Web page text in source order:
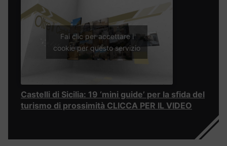
Fai clic per accettare i
cookie per questo servizio
Castelli di Sicilia: 19 ‘mini guide’ per la sfida del
turismo di prossimità CLICCA PER IL VIDEO